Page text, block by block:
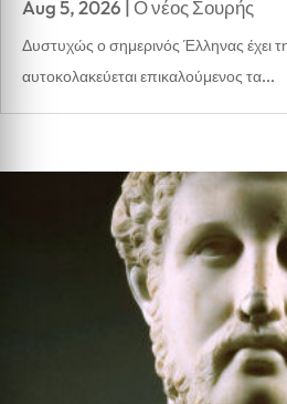
Aug 5, 2026 |Ο νέος Σουρής
Δυστυχώς ο σημερινός Έλληνας έχει
αυτοκολακεύεται επικαλούμενος τα...